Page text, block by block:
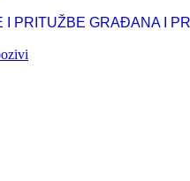
I PRITUŽBE GRAĐANA I